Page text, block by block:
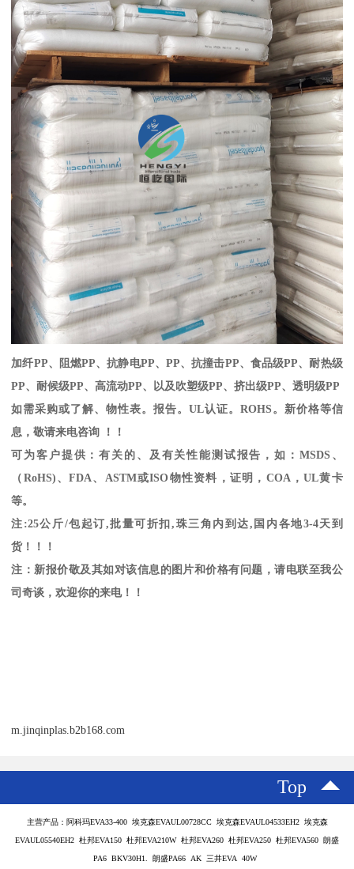
加纤PP、阻燃PP、抗静电PP、 PP、抗撞击PP、食品级PP、耐热级
PP、耐候级PP、高流动PP、以及吹塑级PP、挤出级PP、透明级PP
如需采购或了解、物性表。报告。 UL认证。 ROHS 。新价格等信
息，敬请来电咨询 ！！
可为客户提供：有关的、及有关性能测试报告，如： MSDS 、
（ RoHS) 、FDA、 ASTM或ISO物性资料，证明， COA，UL黄卡
等。
注 :25公斤/包起订,批量可折扣, 珠三角内到达, 国内各地3-4天到
货！！！
注：新报价敬及其如对该信息的图片和价格有问题，请电联至我公
司奇谈，欢迎你的来电！！
m.jinqinplas.b2b168.com
Top
主营产品：阿科玛EVA33-400 埃克森EVAUL00728CC 埃克森EVAUL04533EH2 埃克森
EVAUL05540EH2 杜邦EVA150 杜邦EVA210W 杜邦EVA260 杜邦EVA250 杜邦EVA560 朗盛
PA6 BKV30H1. 朗盛PA66 AK 三井EVA 40W